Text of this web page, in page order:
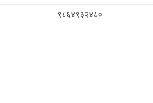
९८६४९३२४८०